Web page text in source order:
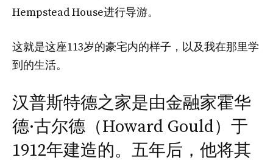
Hempstead House进行导游。
这就是这座113岁的豪宅内的样子，以及我在那里学
到的生活。
汉普斯特德之家是由金融家霍华
德·古尔德（Howard Gould）于
1912年建造的。五年后，他将其